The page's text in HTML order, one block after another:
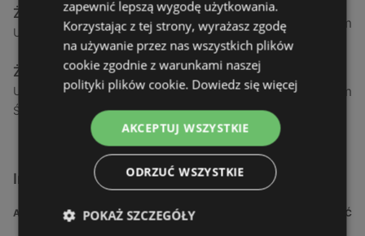
Żabka
Ul. Armii Krajowej 12 / 1a, 72-600 Świnoujście
1,04 km
Żabka
Ul. Wybrzeże Wł. Iv 26/27 Lok. Lu, 72-600
Świnoujście
1,05 km
Inne sklepy Supermarkety w pobliżu
ADRES ODLEGŁOŚĆ
zapewnić lepszą wygodę użytkowania.
Korzystając z tej strony, wyrażasz zgodę
na używanie przez nas wszystkich plików
cookie zgodnie z warunkami naszej
polityki plików cookie. Dowiedz się więcej
AKCEPTUJ WSZYSTKIE
ODRZUĆ WSZYSTKIE
POKAŻ SZCZEGÓŁY